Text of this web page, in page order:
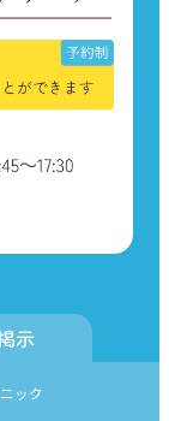
示
ック